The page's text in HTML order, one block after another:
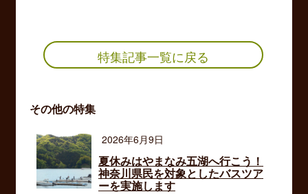
特集記事一覧に戻る
その他の特集
2026年6月9日
夏休みはやまなみ五湖へ行こう！
神奈川県民を対象としたバスツア
ーを実施します